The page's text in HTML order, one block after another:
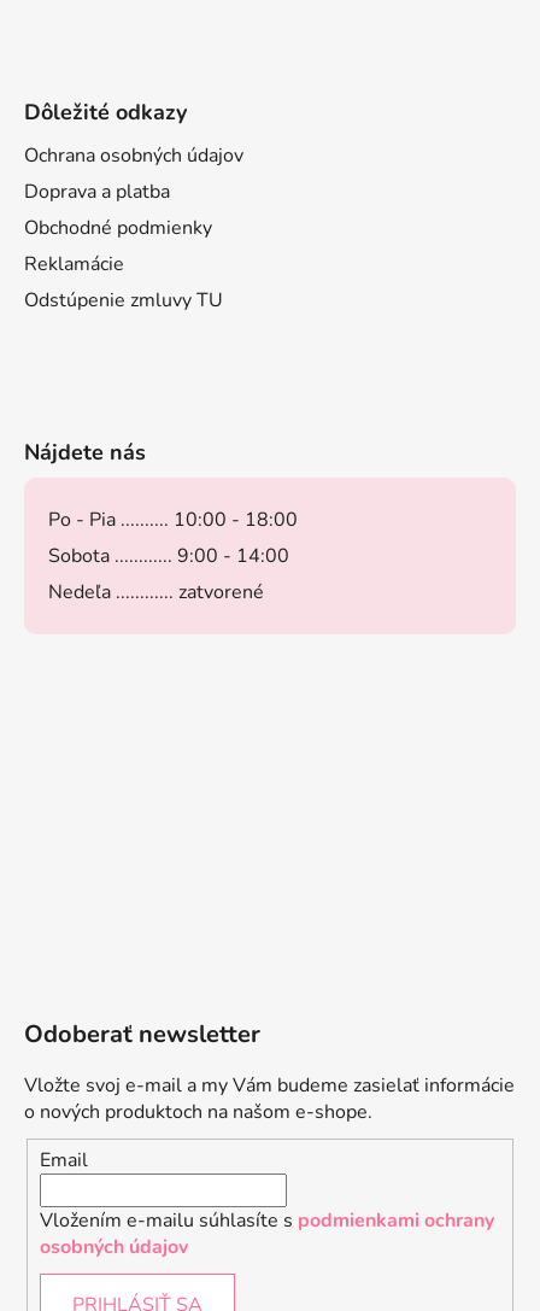
Dôležité odkazy
Ochrana osobných údajov
Doprava a platba
Obchodné podmienky
Reklamácie
Odstúpenie zmluvy TU
Nájdete nás
Po - Pia .......... 10:00 - 18:00
Sobota ............ 9:00 - 14:00
Nedeľa ............ zatvorené
Odoberať newsletter
Vložte svoj e-mail a my Vám budeme zasielať informácie
o nových produktoch na našom e-shope.
Email
Vložením e-mailu súhlasíte s podmienkami ochrany
osobných údajov
PRIHLÁSIŤ SA